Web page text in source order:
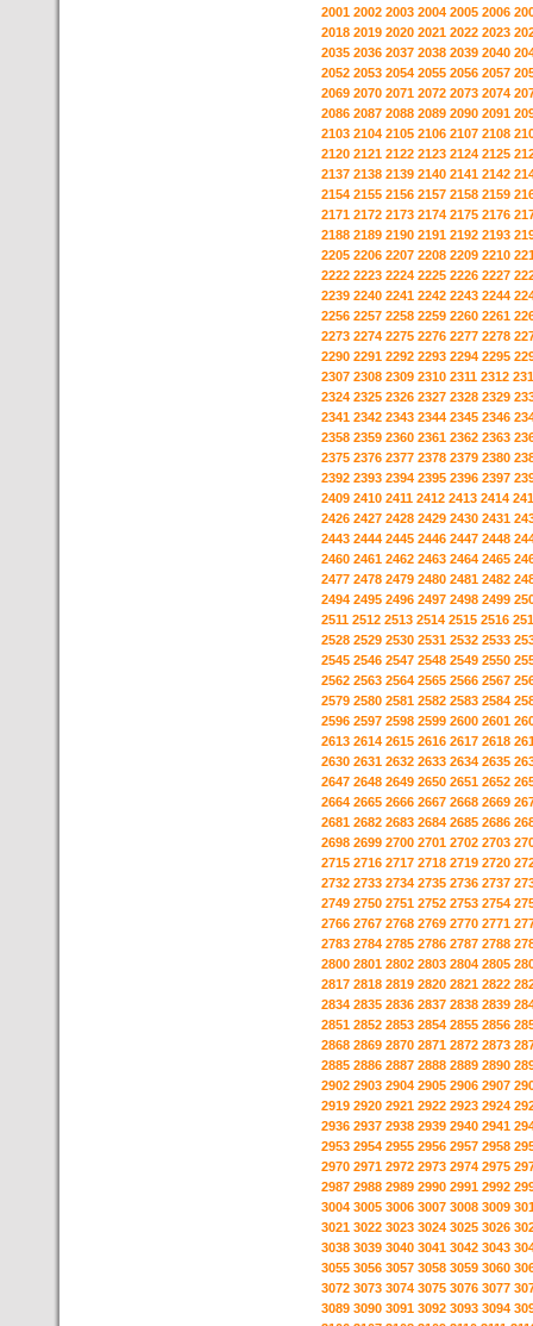
2001 2002 2003 2004 2005 2006
2018 2019 2020 2021 2022 2023
2035 2036 2037 2038 2039 2040
2052 2053 2054 2055 2056 2057
2069 2070 2071 2072 2073 2074
2086 2087 2088 2089 2090 2091
2103 2104 2105 2106 2107 2108
2120 2121 2122 2123 2124 2125
2137 2138 2139 2140 2141 2142
2154 2155 2156 2157 2158 2159
2171 2172 2173 2174 2175 2176
2188 2189 2190 2191 2192 2193
2205 2206 2207 2208 2209 2210
2222 2223 2224 2225 2226 2227
2239 2240 2241 2242 2243 2244
2256 2257 2258 2259 2260 2261
2273 2274 2275 2276 2277 2278
2290 2291 2292 2293 2294 2295
2307 2308 2309 2310 2311 2312
2324 2325 2326 2327 2328 2329
2341 2342 2343 2344 2345 2346
2358 2359 2360 2361 2362 2363
2375 2376 2377 2378 2379 2380
2392 2393 2394 2395 2396 2397
2409 2410 2411 2412 2413 2414
2426 2427 2428 2429 2430 2431
2443 2444 2445 2446 2447 2448
2460 2461 2462 2463 2464 2465
2477 2478 2479 2480 2481 2482
2494 2495 2496 2497 2498 2499
2511 2512 2513 2514 2515 2516
2528 2529 2530 2531 2532 2533
2545 2546 2547 2548 2549 2550
2562 2563 2564 2565 2566 2567
2579 2580 2581 2582 2583 2584
2596 2597 2598 2599 2600 2601
2613 2614 2615 2616 2617 2618
2630 2631 2632 2633 2634 2635
2647 2648 2649 2650 2651 2652
2664 2665 2666 2667 2668 2669
2681 2682 2683 2684 2685 2686
2698 2699 2700 2701 2702 2703
2715 2716 2717 2718 2719 2720
2732 2733 2734 2735 2736 2737
2749 2750 2751 2752 2753 2754
2766 2767 2768 2769 2770 2771
2783 2784 2785 2786 2787 2788
2800 2801 2802 2803 2804 2805
2817 2818 2819 2820 2821 2822
2834 2835 2836 2837 2838 2839
2851 2852 2853 2854 2855 2856
2868 2869 2870 2871 2872 2873
2885 2886 2887 2888 2889 2890
2902 2903 2904 2905 2906 2907
2919 2920 2921 2922 2923 2924
2936 2937 2938 2939 2940 2941
2953 2954 2955 2956 2957 2958
2970 2971 2972 2973 2974 2975
2987 2988 2989 2990 2991 2992
3004 3005 3006 3007 3008 3009
3021 3022 3023 3024 3025 3026
3038 3039 3040 3041 3042 3043
3055 3056 3057 3058 3059 3060
3072 3073 3074 3075 3076 3077
3089 3090 3091 3092 3093 3094